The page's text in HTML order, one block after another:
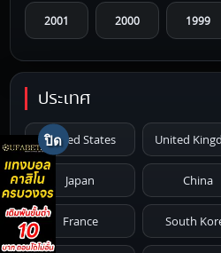
2001 2000 1999
1996 1995 1994
1986 1985 1984
1981 1980 1979
1976 1975 1974
ประเทศ
United States United
Japan China
France South